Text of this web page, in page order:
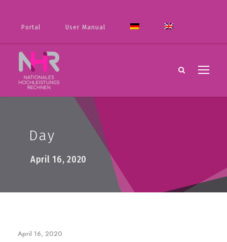
Portal User Manual
Day
April 16, 2020
April 16, 2020